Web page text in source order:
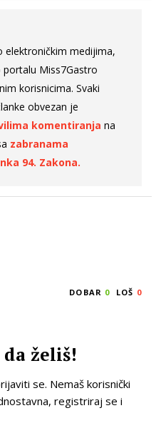
elektroničkim medijima,
Miss7Gastro
korisnicima. Svaki
obvezan je
komentiranja na
zabranama
94. Zakona.
DOBAR 0 LOŠ 0
želiš!
se. Nemaš korisnički
registriraj se i